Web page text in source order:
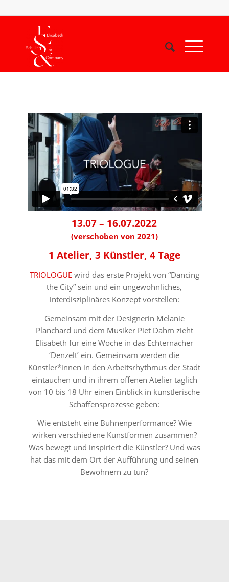
13.07 – 16.07.2022
(verschoben von 2021)
1 Atelier, 3 Künstler, 4 Tage
TRIOLOGUEwird das erste Projekt von “Dancing
the City” sein und ein ungewöhnliches,
interdisziplinäres Konzept vorstellen:
Gemeinsam mit der Designerin Melanie
Planchard und dem Musiker Piet Dahm zieht
Elisabeth für eine Woche in das Echternacher
‘Denzelt’ ein. Gemeinsam werden die
Künstler*innen in den Arbeitsrhythmus der Stadt
eintauchen und in ihrem offenen Atelier täglich
von 10 bis 18 Uhr einen Einblick in künstlerische
Schaffensprozesse geben:
Wie entsteht eine Bühnenperformance? Wie
wirken verschiedene Kunstformen zusammen?
Was bewegt und inspiriert die Künstler? Und was
hat das mit dem Ort der Aufführung und seinen
Bewohnern zu tun?